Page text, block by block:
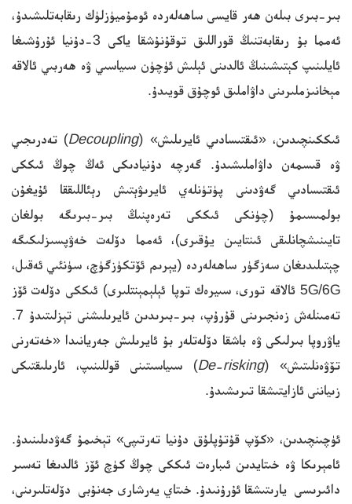
بىر-بىرى بىلەن ھەر قايسى ساھەلەردە ئومۇميۈزلۈك رىقابەتلىشىدۇ،
ئەمما بۇ رىقابەتنىڭ قوراللىق توقۇنۇشقا ياكى 3-دۇنيا ئۇرۇشىغا
ئايلىنىپ كېتىشىنىڭ ئالدىنى ئېلىش ئۈچۈن سىياسىي ۋە ھەربىي ئالاقە
مېخانىزملىرىنى داۋاملىق ئوچۇق قويىدۇ.
ئىككىنچىدىن، «ئىقتىسادىي ئايرىلىش» (Decoupling) تەدرىجىي
ۋە قىسمەن داۋاملىشىدۇ. گەرچە دۇنيادىكى ئەڭ چوڭ ئىككى
ئىقتىسادىي گەۋدىنى پۈتۈنلەي ئايرىۋېتىش رېئاللىققا ئۇيغۇن
بولمىسىمۇ (چۈنكى ئىككى تەرەپنىڭ بىر-بىرىگە بولغان
تايىنىشچانلىقى ئىنتايىن يۇقىرى)، ئەمما دۆلەت خەۋپسىزلىكىگە
چېتىلىدىغان سەزگۈر ساھەلەردە (يېرىم ئۆتكۈزگۈچ، سۈنئىي ئەقىل،
5G/6G ئالاقە تورى، سىيرەك توپا ئېلېمېنتلىرى) ئىككى دۆلەت ئۆز
تەمىنلەش زەنجىرىنى قۇرۇپ، بىر-بىرىدىن ئايرىلىشنى تېزلىتىدۇ 7.
ياۋروپا بىرلىكى ۋە باشقا دۆلەتلەر بۇ ئايرىلىش جەريانىدا «خەتەرنى
تۆۋەنلىتىش» (De-risking) سىياسىتىنى قوللىنىپ، ئارىلىقتىكى
زىياننى ئازايتىشقا تىرىشىدۇ.
ئۈچىنچىدىن، «كۆپ قۇتۇپلۇق دۇنيا تەرتىپى» تېخىمۇ گەۋدىلىنىدۇ.
ئامېرىكا ۋە خىتايدىن ئىبارەت ئىككى چوڭ كۈچ ئۆز ئالدىغا تەسىر
دائىرىسى يارىتىشقا ئۇرۇنىدۇ. خىتاي يەرشارى جەنۇبى دۆلەتلىرىنى،